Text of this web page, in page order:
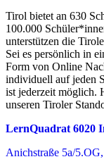
Tirol bietet an 630
100.000
unterstützen die
Sei es persönlich in
Form von Online
individuell auf jeden
ist jederzeit möglich.
unseren Tiroler
LernQuadrat 6020
Anichstraße 5a/5.OG,